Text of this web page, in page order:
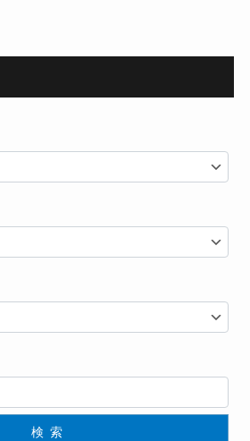
検索